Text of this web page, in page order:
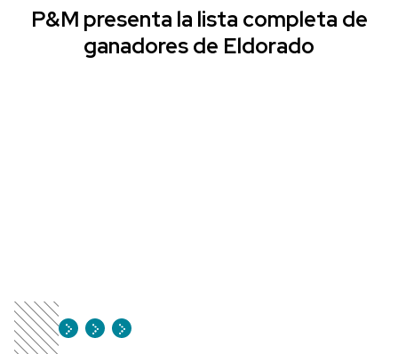
P&M presenta la lista completa de
ganadores de Eldorado